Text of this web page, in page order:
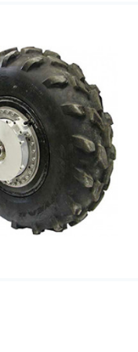
pour la mesure de